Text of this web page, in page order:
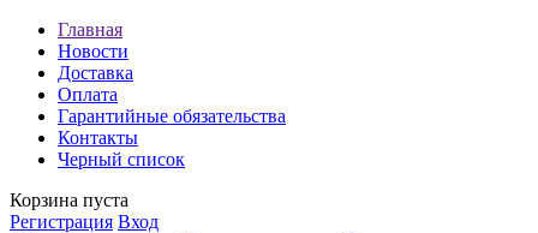
Главная
Новости
Доставка
Оплата
Гарантийные обязательства
Контакты
Черный список
Корзина пуста
Регистрация Вход